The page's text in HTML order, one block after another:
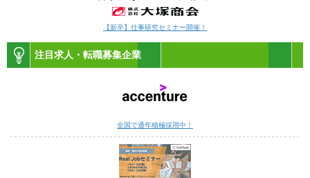
【新卒】仕事研究セミナー開催！
注目求人・転職募集企業
全国で通年積極採用中！